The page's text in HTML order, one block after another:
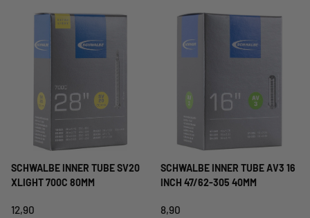
SCHWALBE INNER TUBE SV20
XLIGHT 700C 80MM
12,90
SCHWALBE INNER TUBE AV3 16
INCH 47/62-305 40MM
8,90